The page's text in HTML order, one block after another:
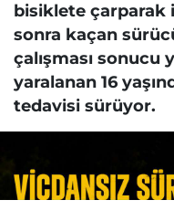
bisiklete çarparak
sonra kaçan
çalışması sonucu
yaralanan 16
tedavisi sürüyor.